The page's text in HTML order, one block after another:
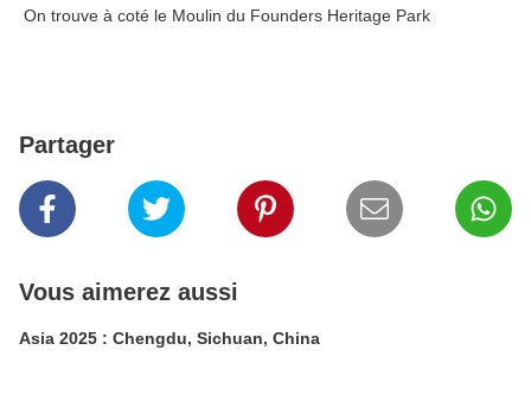
On trouve à coté le Moulin du Founders Heritage Park
Partager
Vous aimerez aussi
Asia 2025 : Chengdu, Sichuan, China